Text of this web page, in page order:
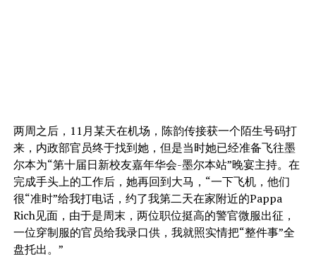
两周之后，11月某天在机场，陈韵传接获一个陌生号码打
来，内政部官员终于找到她，但是当时她已经准备飞往墨
尔本为“第十届日新校友嘉年华会-墨尔本站”晚宴主持。在
完成手头上的工作后，她再回到大马，“一下飞机，他们
很“准时”给我打电话，约了我第二天在家附近的Pappa
Rich见面，由于是周末，两位职位挺高的警官微服出征，
一位穿制服的官员给我录口供，我就照实情把“整件事”全
盘托出。”